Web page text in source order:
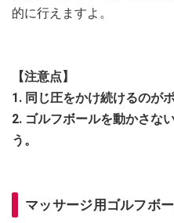
的に行えますよ。
【注意点】
1. 同じ圧をかけ続けるのが
2. ゴルフボールを動かさな
う。
マッサージ用ゴルフボ